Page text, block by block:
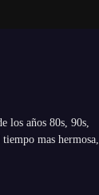
los años 80s, 90s,
mas hermosa,